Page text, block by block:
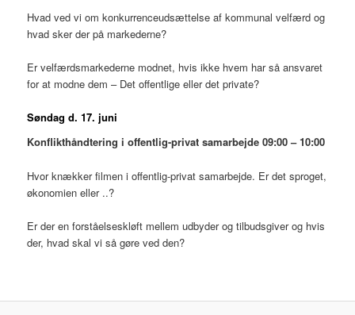
Hvad ved vi om konkurrenceudsættelse af kommunal velfærd og
hvad sker der på markederne?
Er velfærdsmarkederne modnet, hvis ikke hvem har så ansvaret
for at modne dem – Det offentlige eller det private?
Søndag d. 17. juni
Konflikthåndtering i offentlig-privat samarbejde 09:00 – 10:00
Hvor knækker filmen i offentlig-privat samarbejde. Er det sproget,
økonomien eller ..?
Er der en forståelseskløft mellem udbyder og tilbudsgiver og hvis
der, hvad skal vi så gøre ved den?